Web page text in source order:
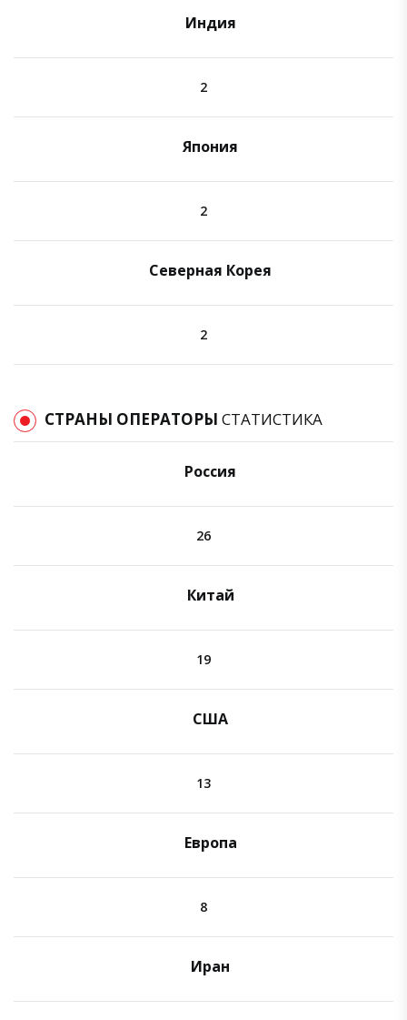
Индия
2
Япония
2
Северная Корея
2
СТРАНЫ ОПЕРАТОРЫ СТАТИСТИКА
Россия
26
Китай
19
США
13
Европа
8
Иран